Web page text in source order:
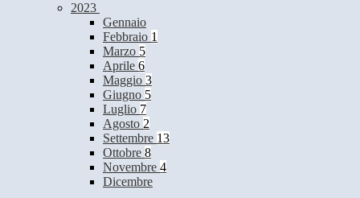
2023
Gennaio
Febbraio 1
Marzo 5
Aprile 6
Maggio 3
Giugno 5
Luglio 7
Agosto 2
Settembre 13
Ottobre 8
Novembre 4
Dicembre